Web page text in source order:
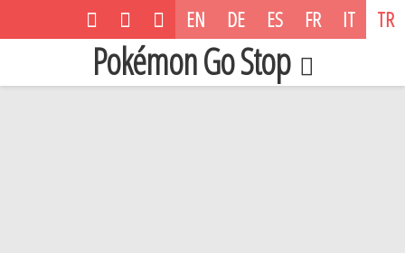
EN DE ES FR IT TR
Pokémon Go Stop